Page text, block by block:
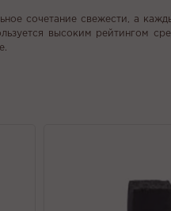
сочетание свежести, а
высоким рейтингом